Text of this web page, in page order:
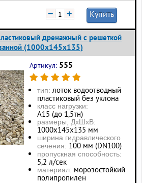
− + Купить
дренажный с решеткой
(1000x145x135)
Артикул: 555
тип: лоток водоотводный
пластиковый без уклона
класс нагрузки:
А15 (до 1,5тн)
размеры, ДхШхВ:
1000х145х135 мм
ширина гидравлического
сечения: 100 мм (DN100)
пропускная способность:
5,2 л/сек
материал: морозостойкий
полипропилен